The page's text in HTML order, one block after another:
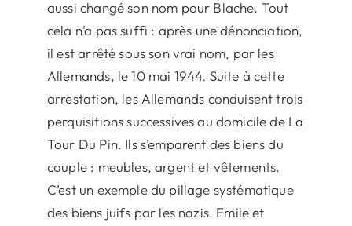
aussi changé son nom pour Blache. Tout
cela n’a pas suffi : après une dénonciation,
il est arrêté sous son vrai nom, par les
Allemands, le 10 mai 1944. Suite à cette
arrestation, les Allemands conduisent trois
perquisitions successives au domicile de La
Tour Du Pin. Ils s’emparent des biens du
couple : meubles, argent et vêtements.
C’est un exemple du pillage systématique
des biens juifs par les nazis. Emile et